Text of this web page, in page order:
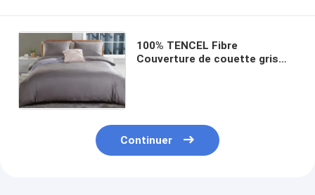
Ensemble de draps
Ensemble d'édredon
Couverture de lit
100% TENCEL Fibre
Couverture de couette gris
Continuer